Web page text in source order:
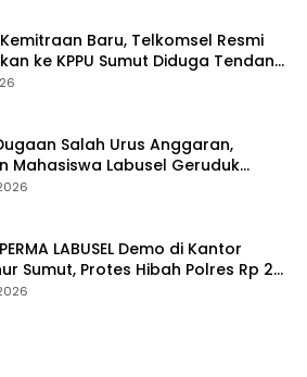
Baru, Telkomsel Resmi
ke KPPU Sumut Diduga Tendang
Lokal!
Salah Urus Anggaran,
Mahasiswa Labusel Geruduk
Sumut Desak Pengusutan
LABUSEL Demo di Kantor
Sumut, Protes Hibah Polres Rp 25
Pilkades